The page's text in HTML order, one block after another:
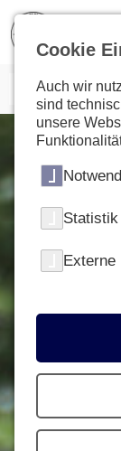
Cookie
Auch wir
sind
unsere
Statistik
Externe